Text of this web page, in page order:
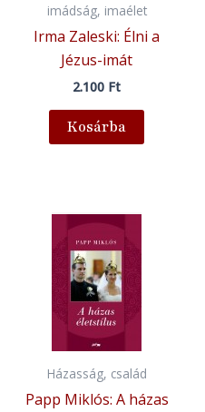
imádság, imaélet
Irma Zaleski: Élni a
Jézus-imát
2.100 Ft
Kosárba
Házasság, család
Papp Miklós: A házas